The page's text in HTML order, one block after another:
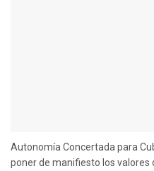
Autonomía Concertada para
poner de manifiesto los valores